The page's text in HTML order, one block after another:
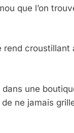
que l’on
rend croustillant
une
ne jamais
MA